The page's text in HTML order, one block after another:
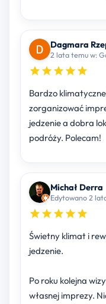
Dagmara
2
Bardzo
zorganizować
jedzenie a dobra
podróży. Polecam!
Michał Derra
Świetny klimat i
jedzenie.
Po roku kolejna
własnej imprezy.